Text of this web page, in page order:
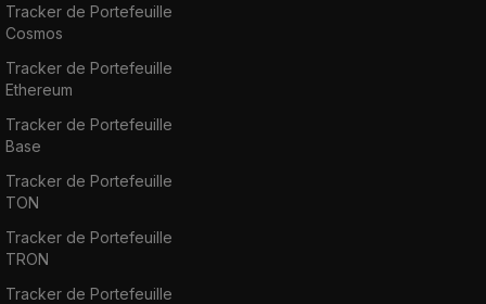
Tracker de Portefeuille
Cosmos
Tracker de Portefeuille
Ethereum
Tracker de Portefeuille
Base
Tracker de Portefeuille
TON
Tracker de Portefeuille
TRON
Tracker de Portefeuille